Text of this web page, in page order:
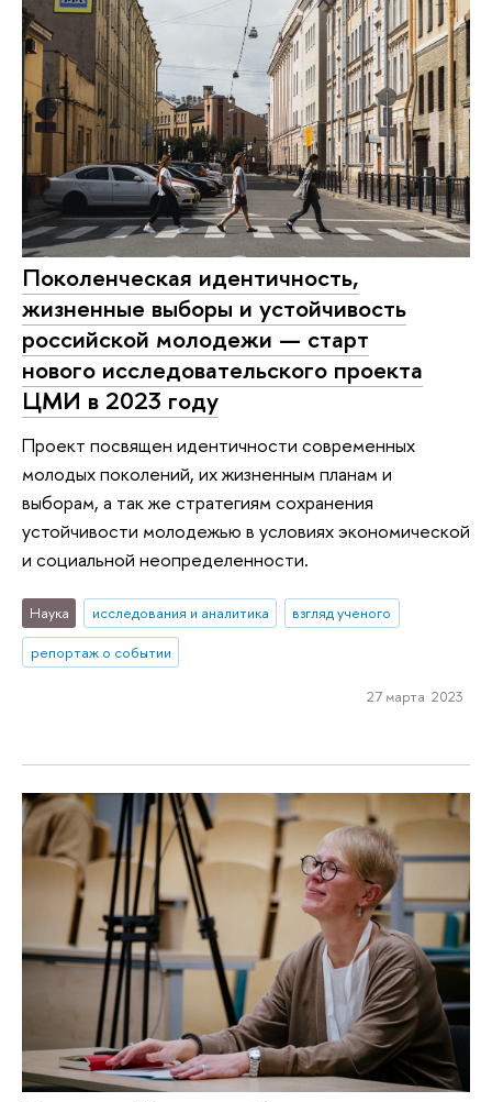
Поколенческая идентичность,
жизненные выборы и устойчивость
российской молодежи — старт
нового исследовательского проекта
ЦМИ в 2023 году
Проект посвящен идентичности современных
молодых поколений, их жизненным планам и
выборам, а так же стратегиям сохранения
устойчивости молодежью в условиях экономической
и социальной неопределенности.
Наука исследования и аналитика
взгляд ученого
репортаж о событии
27 марта 2023